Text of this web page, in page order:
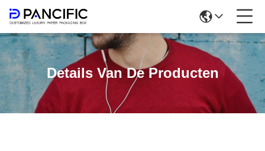
Details Van De Producten